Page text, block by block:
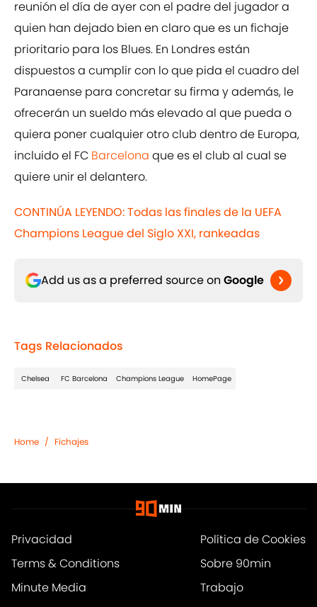
reunión el día de ayer con el padre del jugador a
quien han dejado bien en claro que es un fichaje
prioritario para los Blues. En Londres están
dispuestos a cumplir con lo que pida el cuadro del
Paranaense para concretar su firma y además, le
ofrecerán un sueldo más elevado al que pueda o
quiera poner cualquier otro club dentro de Europa,
incluido el FC Barcelona que es el club al cual se
quiere unir el delantero.
CONTINÚA LEYENDO: Todas las finales de la UEFA
Champions League del Siglo XXI, rankeadas
Add us as a preferred source on Google
Tags Relacionados
Chelsea FC Barcelona Champions League HomePage
Home / Fichajes
Privacidad
Política de Cookies
Terms & Conditions
Sobre 90min
Minute Media
Trabajo